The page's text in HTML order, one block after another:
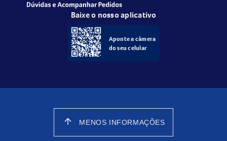
Baixe o nosso aplicativo
Aponte a câmera
do seu celular
arrow_upward MENOS INFORMAÇÕES